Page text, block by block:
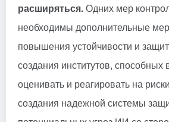
расширяться.Одних мер
необходимы дополнительные
повышения устойчивости и
создания институтов, способных
оценивать и реагировать на
создания надежной системы